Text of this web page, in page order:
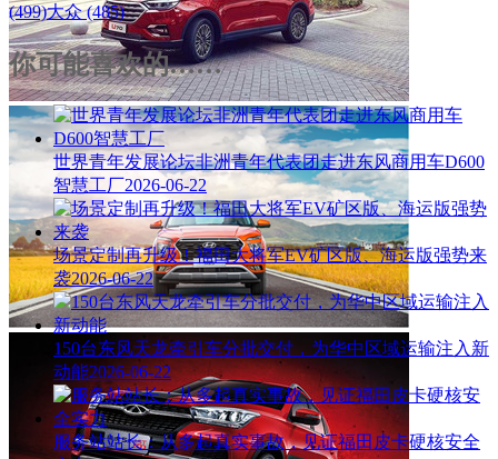
(499)大众 (485)
你可能喜欢的……
世界青年发展论坛非洲青年代表团走进东风商用车D600
智慧工厂2026-06-22
场景定制再升级！福田大将军EV矿区版、海运版强势来
袭2026-06-22
150台东风天龙牵引车分批交付，为华中区域运输注入新
动能2026-06-22
服务站站长：从多起真实事故，见证福田皮卡硬核安全